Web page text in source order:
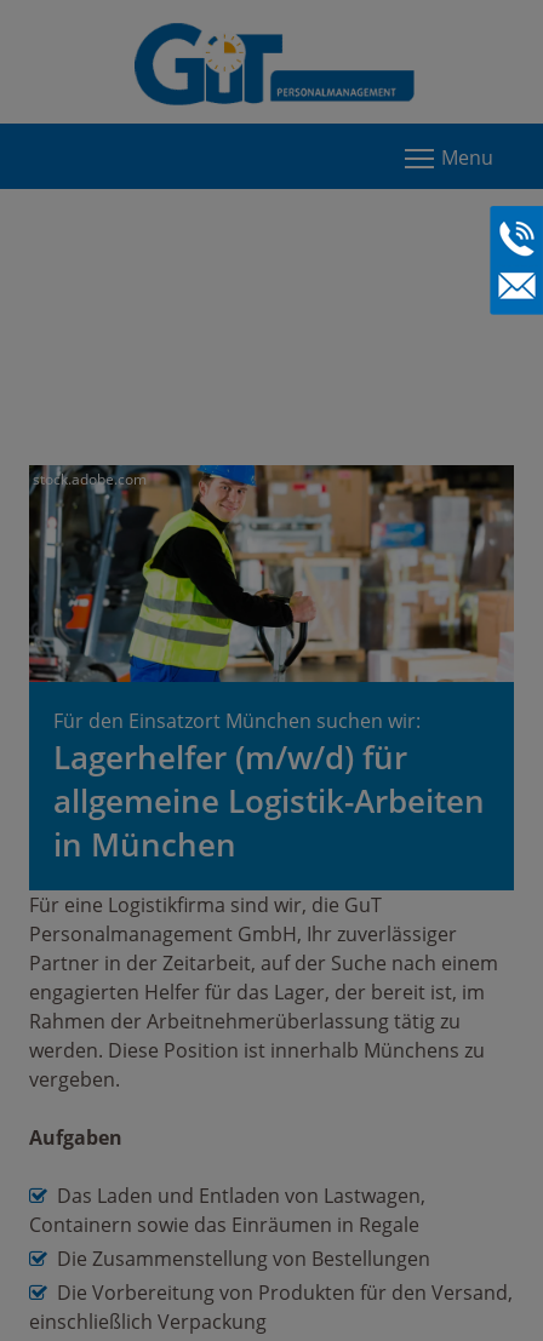
Menu
stock.adobe.com
Für den Einsatzort München suchen wir:
Lagerhelfer (m/w/d) für
allgemeine Logistik-Arbeiten
in München
Für eine Logistikfirma sind wir, die GuT
Personalmanagement GmbH, Ihr zuverlässiger
Partner in der Zeitarbeit, auf der Suche nach einem
engagierten Helfer für das Lager, der bereit ist, im
Rahmen der Arbeitnehmerüberlassung tätig zu
werden. Diese Position ist innerhalb Münchens zu
vergeben.
Aufgaben
Das Laden und Entladen von Lastwagen,
Containern sowie das Einräumen in Regale
Die Zusammenstellung von Bestellungen
Die Vorbereitung von Produkten für den Versand,
einschließlich Verpackung